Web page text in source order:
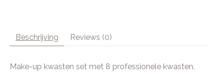
Beschrijving Reviews (0)
Make-up kwasten set met 8 professionele kwasten.